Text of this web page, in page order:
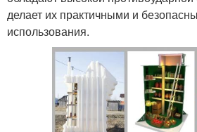
делает их практичными и
использования.